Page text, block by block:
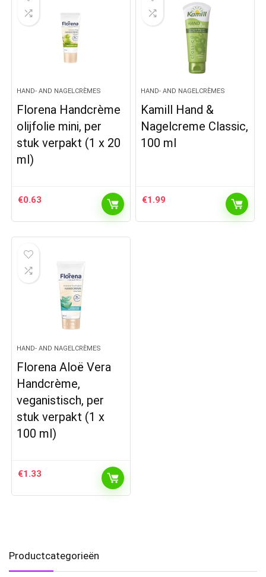
HAND- AND NAGELCRÈMES
Florena Handcrème
olijfolie mini, per
stuk verpakt (1 x 20
ml)
€0.63
HAND- AND NAGELCRÈMES
Kamill Hand &
Nagelcreme Classic,
100 ml
€1.99
HAND- AND NAGELCRÈMES
Florena Aloë Vera
Handcrème,
veganistisch, per
stuk verpakt (1 x
100 ml)
€1.33
Productcategorieën